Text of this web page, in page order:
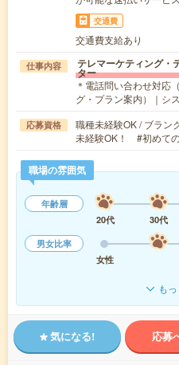
交通費
交通費支給あり
仕事内容 テレマーケティング・
ター
＊電話問い合わせ対応
グ・プラン案内）｜シ
応募資格
職種未経験OK / ブラン
未経験OK！ #初めて
職場の雰囲気
年齢層
20代
30代
男女比率
女性
も
気になる! 応募